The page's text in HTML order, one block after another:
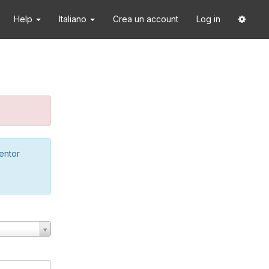
Help Italiano Crea un account Log in